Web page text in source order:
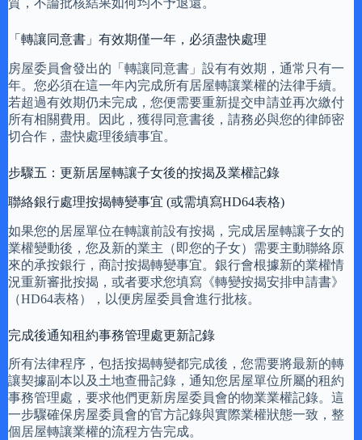
質，不論批核結果如何均不予退還。
「轉讓同意書」有效期僅一年，必須盡快處理
房屋委員會發出的「轉讓同意書」設有有效期，通常只有一
年。您必須在這一年內完成所有居屋轉讓業權的法律手續。
若超過有效期仍未完成，您便需要重新提交申請並再次繳付
所有相關費用。因此，獲得同意書後，請務必與您的律師密
切合作，盡快處理後續事宜。
步驟五：更新居屋轉讓子女後的按揭及業權記錄
聯絡銀行處理按揭轉變事宜 (或需填寫HD64表格)
如果您的居屋單位在轉讓前設有按揭，完成居屋轉讓子女的
業權變動後，您及新的業主（即您的子女）需要主動聯絡原
來的承按銀行，商討按揭轉變事宜。銀行會根據新的業權情
況重新審批按揭，或者要求您填寫《轉變按揭安排申請書》
（HD64表格），以便房屋委員會進行批核。
完成後通知租約事務管理處更新記錄
所有法律程序，包括按揭轉變都完成後，您需要將最新的轉
讓契據副本以及土地查冊記錄，通知您居屋單位所屬的租約
事務管理處，要求他們更新房屋委員會的物業業權記錄。這
一步驟確保房屋委員會的官方記錄與實際業權狀態一致，整
個居屋轉讓業權的流程方告完成。